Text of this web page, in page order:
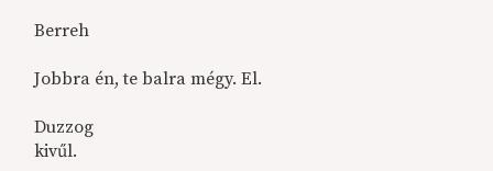
Berreh
Jobbra én, te balra mégy. El.
Duzzog
kivűl.